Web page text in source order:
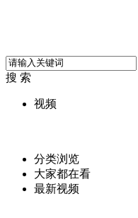
搜 索
视频
分类浏览
大家都在看
最新视频